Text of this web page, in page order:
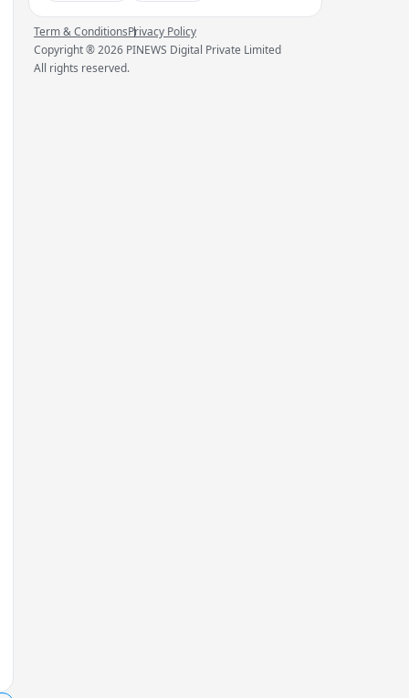
Term & ConditionsPrivacy Policy
Copyright ®2026 PINEWS Digital Private Limited
All rights reserved.